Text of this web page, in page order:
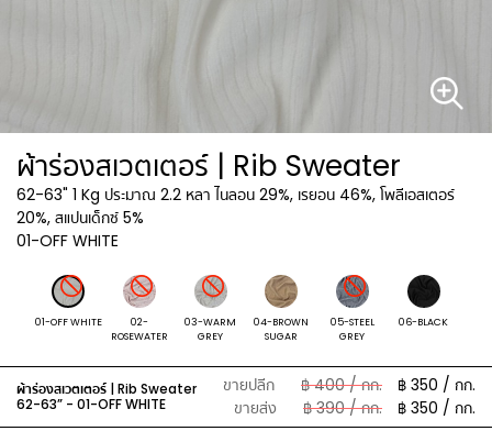
ผ้าร่องสเวตเตอร์ | Rib Sweater
62-63" 1 Kg ประมาณ 2.2 หลา ไนลอน 29%, เรยอน 46%, โพลีเอสเตอร์
20%, สแปนเด็กซ์ 5%
01-OFF WHITE
01-OFF WHITE
02-
ROSEWATER
03-WARM
GREY
04-BROWN
SUGAR
05-STEEL
GREY
06-BLACK
ผ้าร่องสเวตเตอร์ | Rib Sweater
62-63” - 01-OFF WHITE
ขายปลีก ฿ 400 / กก.
฿ 350 / กก.
ขายส่ง
฿ 390 / กก. ฿ 350 / กก.